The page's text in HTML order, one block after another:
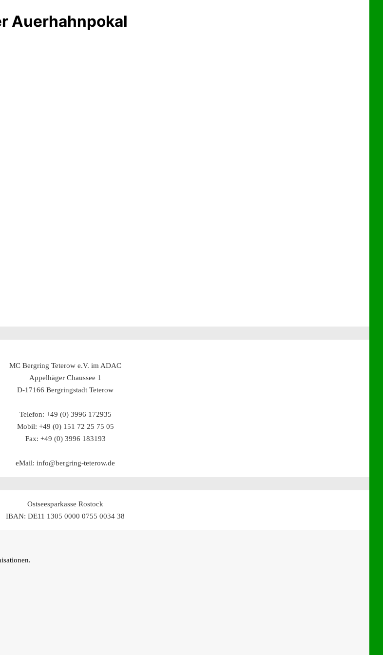
Auerhahnpokal
MC Bergring Teterow e.V. im ADAC
Appelhäger Chaussee 1
D-17166 Bergringstadt Teterow
Telefon: +49 (0) 3996 172935
Mobil: +49 (0) 151 72 25 75 05
Fax: +49 (0) 3996 183193
eMail: info@bergring-teterow.de
Ostseesparkasse Rostock
IBAN: DE11 1305 0000 0755 0034 38